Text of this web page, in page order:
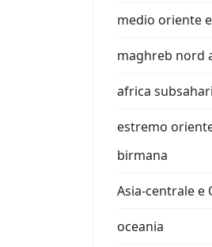
medio oriente
maghreb nord
africa
estremo
birmana
Asia-centrale e
oceania